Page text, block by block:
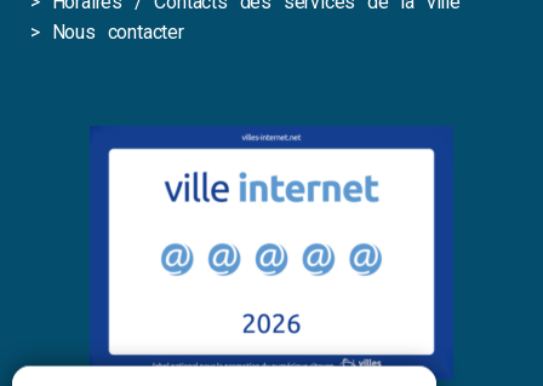
>
Nous contacter